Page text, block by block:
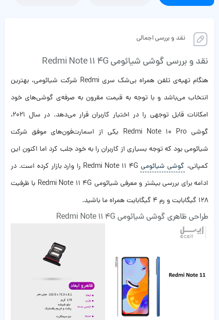
نقد و بررسی اجمالی
نقد و بررسی گوشی شیائومی Redmi Note 11 4G
هنگام تهیه‌ی تلفن همراه بی‌شک سری Redmi شرکت شیائومی، بهترین
انتخاب می‌باشد و با توجه به قیمت مقرون به صرفه‌ی گوشی‌های خود
امکانات قابل توجهی را در اختیار کاربران قرار می‌دهد. در سال ۲۰۲۱،
گوشی Redmi Note 10 Pro یکی از اسمارت‌فون‌های موفق شرکت
شیائومی بود که توجه بسیاری از کاربران را به خود جلب کرد اما اکنون این
کمپانی، گوشی شیائومی
Redmi Note 11 4G را وارد بازار کرده است. در
ادامه‌ برای بررسی بیشتر و معرفی شیائومی Redmi Note 11 4G با ظرفیت
128 گیگابایت و رم 4 گیگابایت همراه ما باشید.
طراحی ظاهری گوشی شیائومی Redmi Note 11 4G